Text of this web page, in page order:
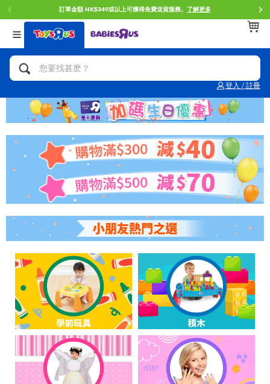
門店自取服務 網上購買並在店內取貨。了解更多
登入 / 註冊
返回
分類目錄
人氣英雄,角色扮演,射擊玩具
單車,滑板車,騎乘車
拼砌組合及樂高LEGO
玩具車,貨車,火車及遙控系列
手工藝,文具,蠟筆,泥膠,畫板
娃娃, 芭比,收藏公仔
電子玩具
遊戲及拼圖系列
益智學習玩具
戶外及運動用品
返回
品牌
Brunch Brother 早午餐兄弟
Toy Story反斗奇兵
Spider-Man蜘蛛俠
Mini Brands
Play-Doh培樂多
Pokemon寶可夢
playpop
LEGO樂高
LeapFrog跳跳蛙
Fuggler
返回
年齢
0~2歳
3~4歳
5~7歳
8~11歳
12~14歳
14歳以上